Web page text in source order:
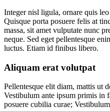
Integer nisl ligula, ornare quis
Quisque porta posuere felis at
massa, sit amet vulputate nunc
neque. Sed eget pellentesque
luctus. Etiam id finibus libero.
Aliquam erat volutpat
Pellentesque elit diam, mattis ut
Vestibulum ante ipsum primis in
posuere cubilia curae;